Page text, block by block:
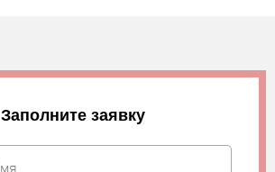
Заполните заявку